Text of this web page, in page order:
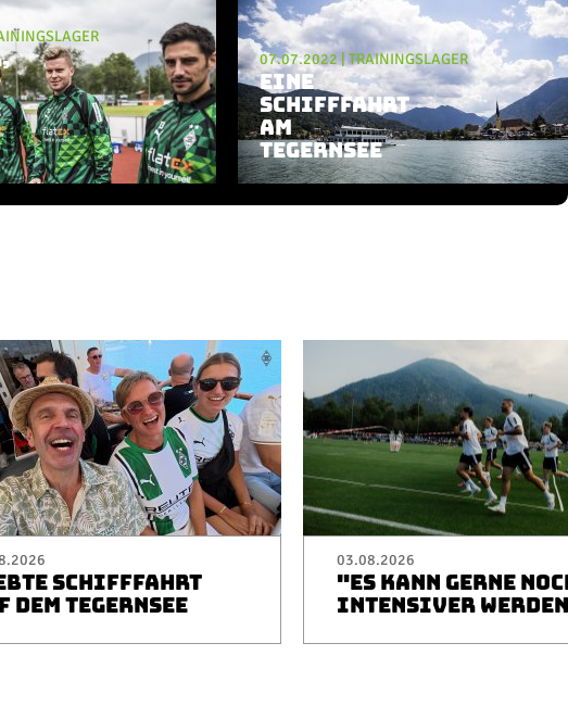
07.07.2022|TRAININGSLAGER
EINE
SCHIFFFAHRT
AM
TEGERNSEE
SCHIFFFAHRT
DEM TEGERNSEE
03.08.2026
"ES KANN GERNE
INTENSIVER